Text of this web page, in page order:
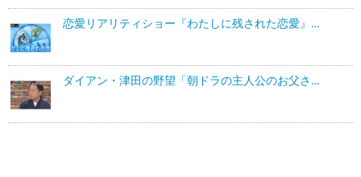
恋愛リアリティショー『わたしに残された恋愛』…
ダイアン・津田の野望「朝ドラの主人公のお父さ…